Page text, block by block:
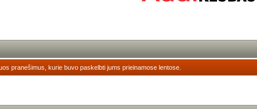
pranešimus, kurie buvo paskelbti jums prieinamose lentose.